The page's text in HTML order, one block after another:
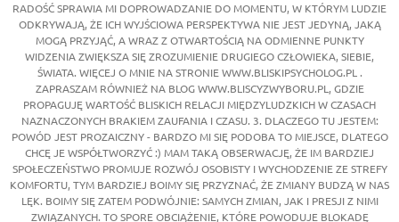
RADOŚĆ SPRAWIA MI DOPROWADZANIE DO MOMENTU, W KTÓRYM LUDZIE
ODKRYWAJĄ, ŻE ICH WYJŚCIOWA PERSPEKTYWA NIE JEST JEDYNĄ, JAKĄ
MOGĄ PRZYJĄĆ, A WRAZ Z OTWARTOŚCIĄ NA ODMIENNE PUNKTY
WIDZENIA ZWIĘKSZA SIĘ ZROZUMIENIE DRUGIEGO CZŁOWIEKA, SIEBIE,
ŚWIATA. WIĘCEJ O MNIE NA STRONIE WWW.BLISKIPSYCHOLOG.PL .
ZAPRASZAM RÓWNIEŻ NA BLOG WWW.BLISCYZWYBORU.PL, GDZIE
PROPAGUJĘ WARTOŚĆ BLISKICH RELACJI MIĘDZYLUDZKICH W CZASACH
NAZNACZONYCH BRAKIEM ZAUFANIA I CZASU. 3. DLACZEGO TU JESTEM:
POWÓD JEST PROZAICZNY - BARDZO MI SIĘ PODOBA TO MIEJSCE, DLATEGO
CHCĘ JE WSPÓŁTWORZYĆ :) MAM TAKĄ OBSERWACJĘ, ŻE IM BARDZIEJ
SPOŁECZEŃSTWO PROMUJE ROZWÓJ OSOBISTY I WYCHODZENIE ZE STREFY
KOMFORTU, TYM BARDZIEJ BOIMY SIĘ PRZYZNAĆ, ŻE ZMIANY BUDZĄ W NAS
LĘK. BOIMY SIĘ ZATEM PODWÓJNIE: SAMYCH ZMIAN, JAK I PRESJI Z NIMI
ZWIĄZANYCH. TO SPORE OBCIĄŻENIE, KTÓRE POWODUJE BLOKADĘ